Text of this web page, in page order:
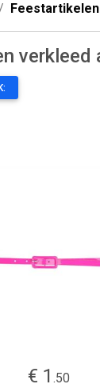
Feestartikelen
verkleed
€ 1 .50